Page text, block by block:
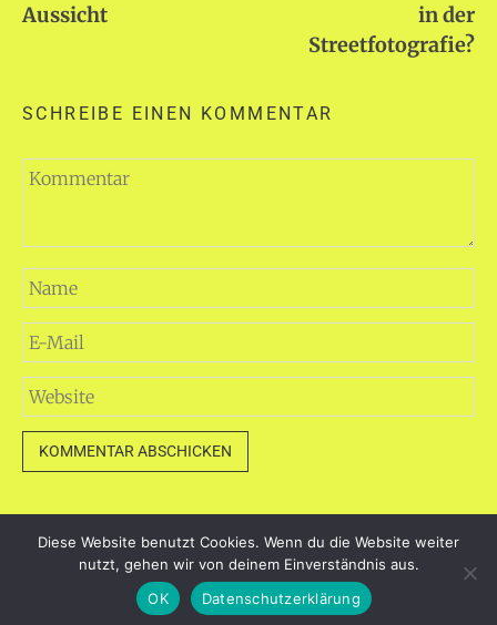
Aussicht
in der
Streetfotografie?
SCHREIBE EINEN KOMMENTAR
dayart.de
Stolz präsentiert von WordPress|Theme: Loose von
BlogOnYourOwn.com.
Diese Website benutzt Cookies. Wenn du die Website weiter
nutzt, gehen wir von deinem Einverständnis aus.
OK
Datenschutzerklärung